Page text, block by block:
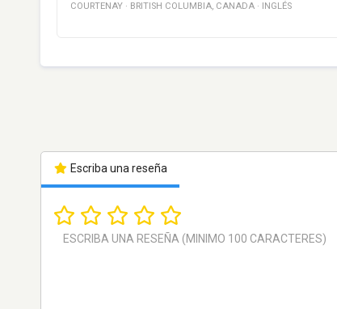
COURTENAY · BRITISH COLUMBIA, CANADA · INGLÉS
Escriba una reseña